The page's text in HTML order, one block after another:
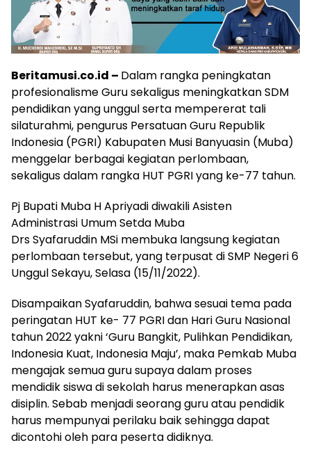
Beritamusi.co.id – Dalam rangka peningkatan
profesionalisme Guru sekaligus meningkatkan SDM
pendidikan yang unggul serta mempererat tali
silaturahmi, pengurus Persatuan Guru Republik
Indonesia (PGRI) Kabupaten Musi Banyuasin (Muba)
menggelar berbagai kegiatan perlombaan,
sekaligus dalam rangka HUT PGRI yang ke-77 tahun.
Pj Bupati Muba H Apriyadi diwakili Asisten
Administrasi Umum Setda Muba
Drs Syafaruddin MSi membuka langsung kegiatan
perlombaan tersebut, yang terpusat di SMP Negeri 6
Unggul Sekayu, Selasa (15/11/2022).
Disampaikan Syafaruddin, bahwa sesuai tema pada
peringatan HUT ke- 77 PGRI dan Hari Guru Nasional
tahun 2022 yakni ‘Guru Bangkit, Pulihkan Pendidikan,
Indonesia Kuat, Indonesia Maju’, maka Pemkab Muba
mengajak semua guru supaya dalam proses
mendidik siswa di sekolah harus menerapkan asas
disiplin. Sebab menjadi seorang guru atau pendidik
harus mempunyai perilaku baik sehingga dapat
dicontohi oleh para peserta didiknya.